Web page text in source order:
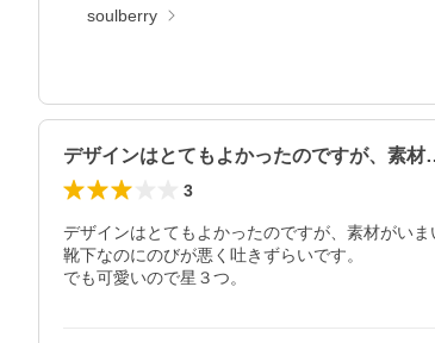
soulberry
デザインはとてもよかったのですが、素
3
デザインはとてもよかったのですが、素材がいま
靴下なのにのびが悪く吐きずらいです。
でも可愛いので星３つ。